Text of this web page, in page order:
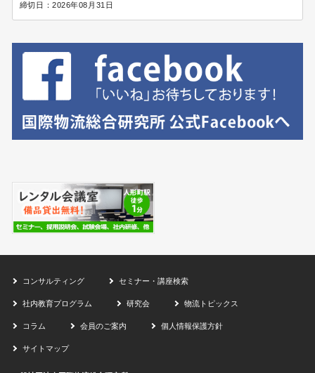
締切日：2026年08月31日
コンサルティング セミナー・講座検索
社内教育プログラム 研究会 物流トピックス
コラム 会員のご案内 個人情報保護方針
サイトマップ